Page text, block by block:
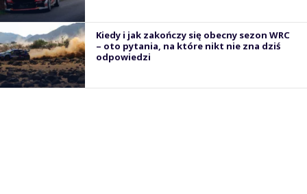
Kiedy i jak zakończy się obecny sezon WRC
– oto pytania, na które nikt nie zna dziś
odpowiedzi